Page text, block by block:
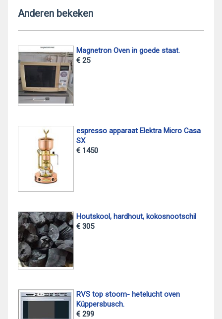
Anderen bekeken
Magnetron Oven in goede staat.
€ 25
espresso apparaat Elektra Micro Casa
SX
€ 1450
Houtskool, hardhout, kokosnootschil
€ 305
RVS top stoom- hetelucht oven
Küppersbusch.
€ 299